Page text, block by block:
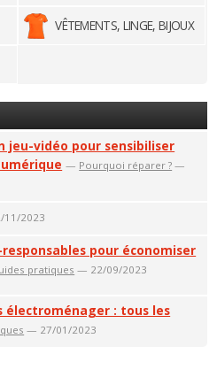
VÊTEMENTS, LINGE, BIJOUX
jeu-vidéo pour sensibiliser
— Pourquoi réparer ? —
2023
responsables pour économiser
pratiques — 22/09/2023
électroménager : tous les
— 27/01/2023